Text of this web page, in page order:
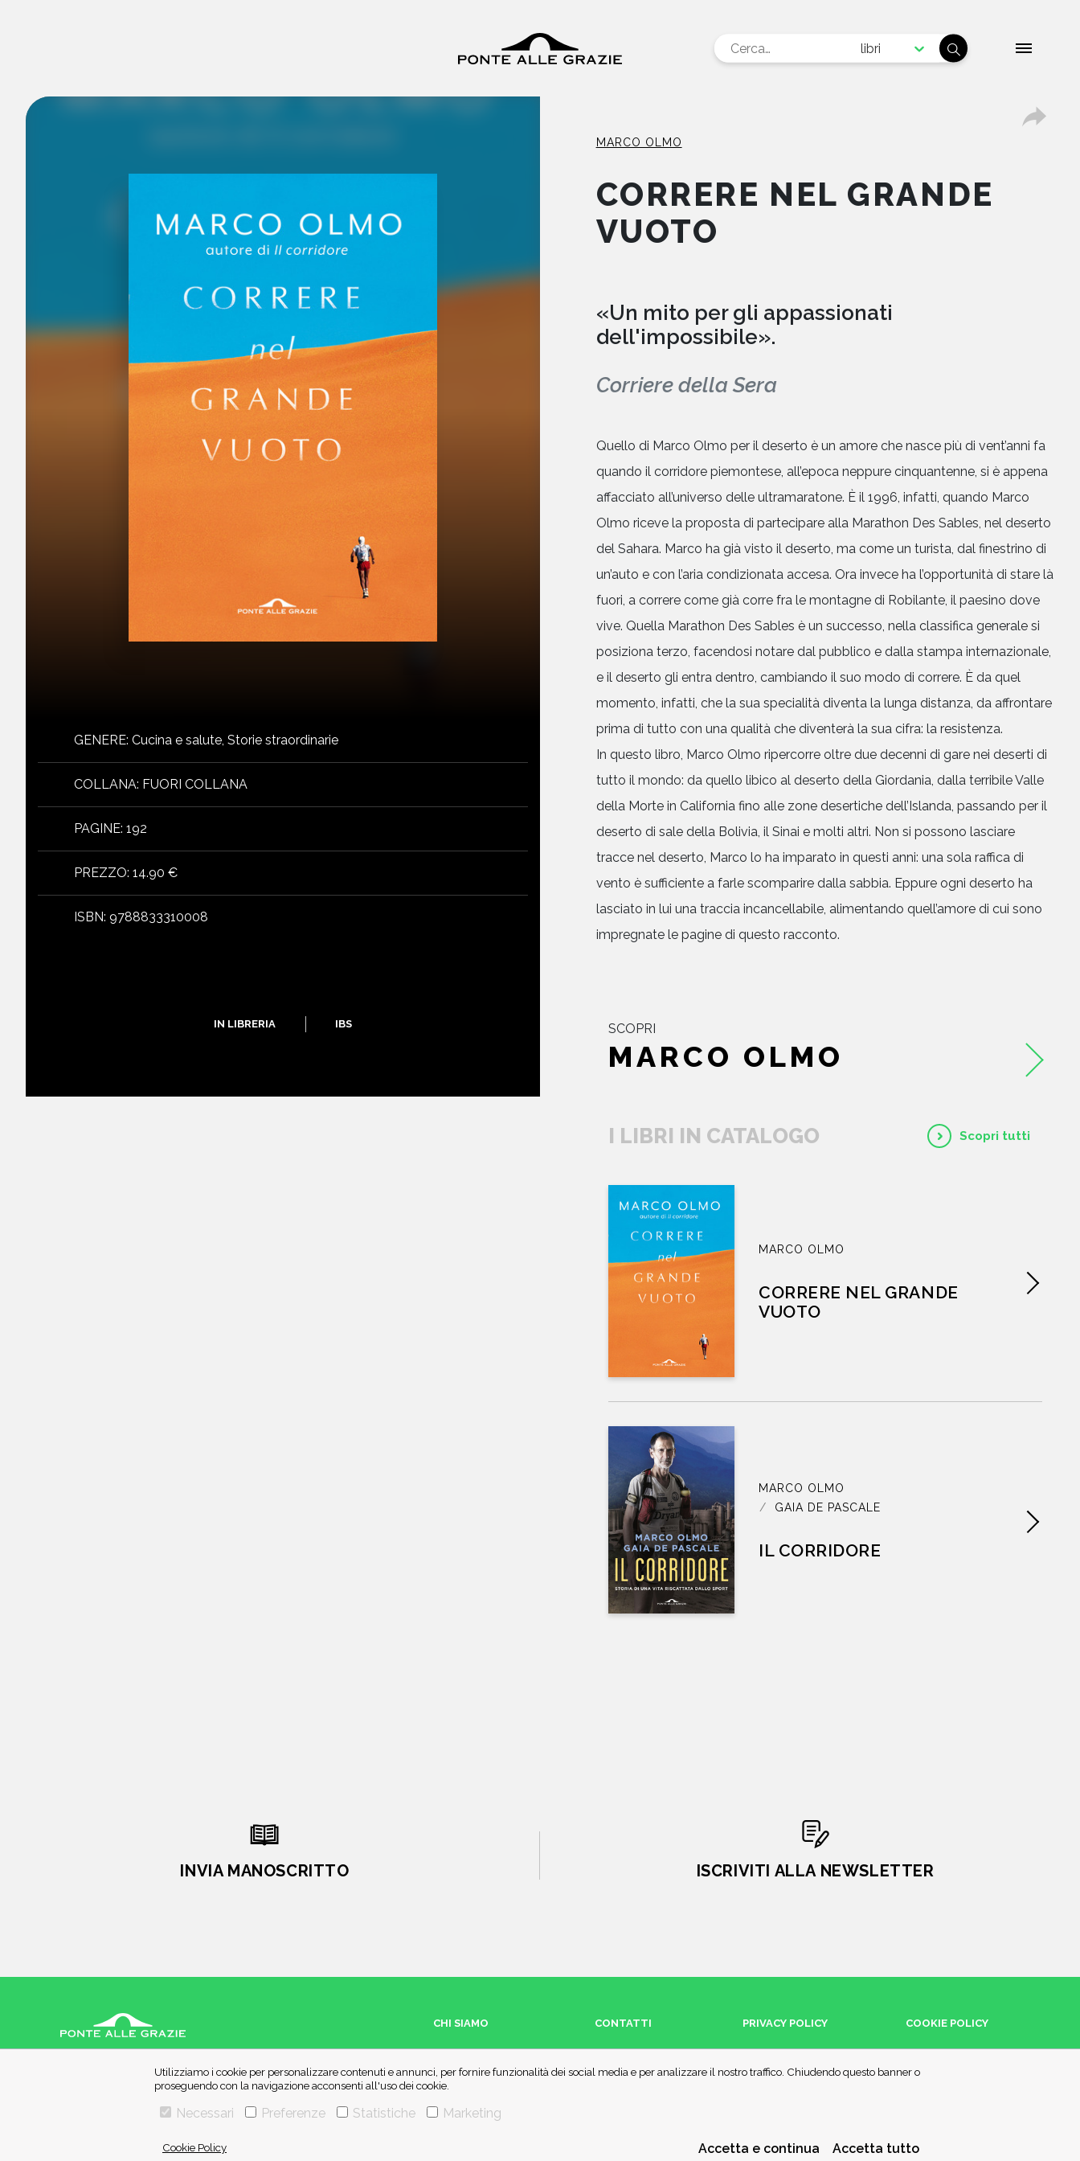
libri
HOME
AUTORI
GENERE: Cucina e salute, Storie straordinarie
COLLANA: FUORI COLLANA
PAGINE: 192
PREZZO: 14.90 €
ISBN: 9788833310008
IN LIBRERIA IBS
MARCO OLMO
CORRERE NEL GRANDE
VUOTO
«Un mito per gli appassionati
dell'impossibile».
Corriere della Sera
Quello di Marco Olmo per il deserto è un amore che nasce più di vent’anni fa
quando il corridore piemontese, all’epoca neppure cinquantenne, si è appena
affacciato all’universo delle ultramaratone. È il 1996, infatti, quando Marco
Olmo riceve la proposta di partecipare alla Marathon Des Sables, nel deserto
del Sahara. Marco ha già visto il deserto, ma come un turista, dal finestrino di
un’auto e con l’aria condizionata accesa. Ora invece ha l’opportunità di stare là
fuori, a correre come già corre fra le montagne di Robilante, il paesino dove
vive. Quella Marathon Des Sables è un successo, nella classifica generale si
posiziona terzo, facendosi notare dal pubblico e dalla stampa internazionale,
e il deserto gli entra dentro, cambiando il suo modo di correre. È da quel
momento, infatti, che la sua specialità diventa la lunga distanza, da affrontare
prima di tutto con una qualità che diventerà la sua cifra: la resistenza.
In questo libro, Marco Olmo ripercorre oltre due decenni di gare nei deserti di
tutto il mondo: da quello libico al deserto della Giordania, dalla terribile Valle
della Morte in California fino alle zone desertiche dell’Islanda, passando per il
deserto di sale della Bolivia, il Sinai e molti altri. Non si possono lasciare
tracce nel deserto, Marco lo ha imparato in questi anni: una sola raffica di
vento è sufficiente a farle scomparire dalla sabbia. Eppure ogni deserto ha
lasciato in lui una traccia incancellabile, alimentando quell’amore di cui sono
impregnate le pagine di questo racconto.
SCOPRI
MARCO OLMO
I LIBRI IN CATALOGO Scopri tutti
MARCO OLMO
CORRERE NEL GRANDE
VUOTO
MARCO OLMO
GAIA DE PASCALE
IL CORRIDORE
Utilizziamo i cookie per personalizzare contenuti e annunci, per fornire funzionalità dei social media e per analizzare il nostro traffico. Chiudendo questo banner o
proseguendo con la navigazione acconsenti all'uso dei cookie.
Necessari Preferenze Statistiche Marketing
Cookie Policy Accetta e continua Accetta tutto
INVIA MANOSCRITTO ISCRIVITI ALLA NEWSLETTER
VIA GHERARDINI 10 - 20145 MILANO
INFO@PONTEALLEGRAZIE.IT
ADRIANO SALANI EDITORE S.R.L.
CHI SIAMO CONTATTI PRIVACY POLICY COOKIE POLICY
Una casa editrice delGruppo editoriale Mauri Spagnol